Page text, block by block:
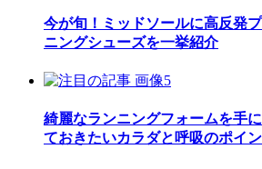
今が旬！ミッドソールに高反発
ニングシューズを一挙紹介
綺麗なランニングフォームを手
ておきたいカラダと呼吸のポイン